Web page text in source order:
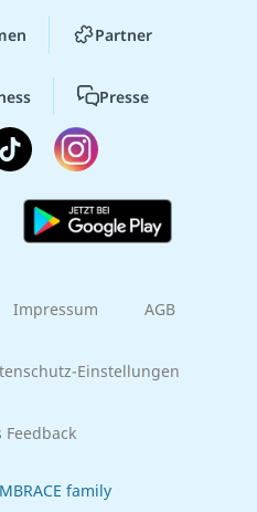
Partner
Presse
Impressum AGB
Einstellungen
Feedback
family